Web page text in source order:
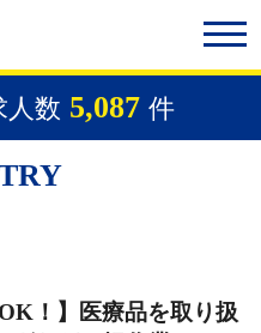
人数 5,087 件
！】医療品を取り扱